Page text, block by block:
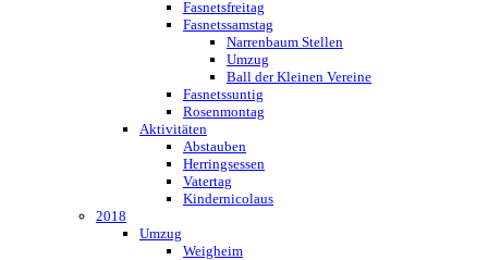
Fasnetsfreitag
Fasnetssamstag
Narrenbaum Stellen
Umzug
Ball der Kleinen Vereine
Fasnetssuntig
Rosenmontag
Aktivitäten
Abstauben
Herringsessen
Vatertag
Kindernicolaus
2018
Umzug
Weigheim